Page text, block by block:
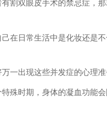
割双眼皮手术的禁忌症，
在日常生活中是化妆还是
一出现这些并发症的心理准
殊时期，身体的凝血功能